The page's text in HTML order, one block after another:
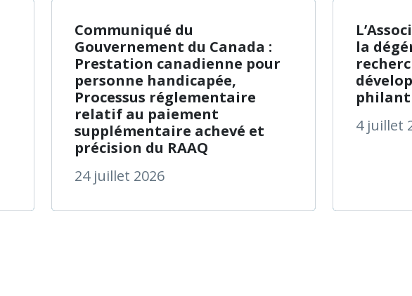
de Santé Québec harmonise le nom de ses établissements pour
Communiqué du
Gouvernement du Canada :
Prestation canadienne pour
personne handicapée,
Processus réglementaire
relatif au paiement
supplémentaire achevé et
précision du RAAQ
24 juillet 2026
à propos de
la
4 juillet